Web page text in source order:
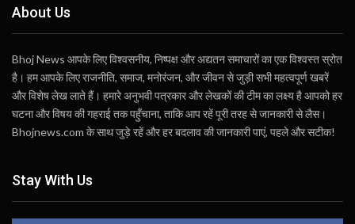
About Us
Bhoj News आपके लिए विश्वसनीय, निष्पक्ष और अद्यतन समाचारों का एक विश्वस्त स्रोत
है। हम आपके लिए राजनीति, समाज, मनोरंजन, और जीवन से जुड़ी सभी महत्वपूर्ण खबरें
और विशेष लेख लाते हैं। हमारे अनुभवी पत्रकार और लेखकों की टीम का लक्ष्य है आपको हर
घटना और विषय की गहराई तक पहुँचाना, ताकि आप रहें पूरी तरह से जानकारी से लैस।
Bhojnews.com के साथ जुड़े रहें और हर बदलाव की जानकारी पाएं, पहले और सटीक!
Stay With Us